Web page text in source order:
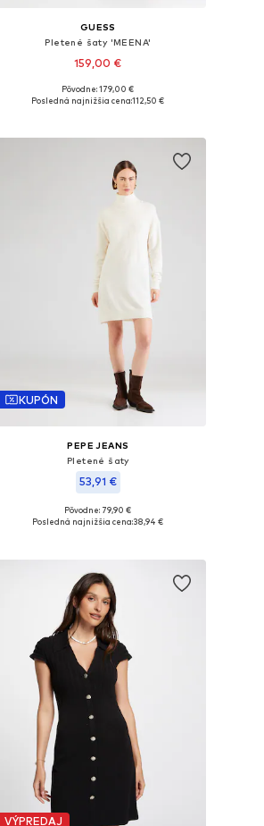
GUESS
Pletené šaty 'MEENA'
159,00 €
Dostupné veľkosti: XS, S, M, L
Pôvodne: 179,00 €
Posledná najnižšia cena:112,50 €
KUPÓN
PEPE JEANS
Pletené šaty
53,91 €
Dostupné veľkosti: XS, S, M, L, XL
Pôvodne: 79,90 €
Posledná najnižšia cena:38,94 €
VÝPREDAJ